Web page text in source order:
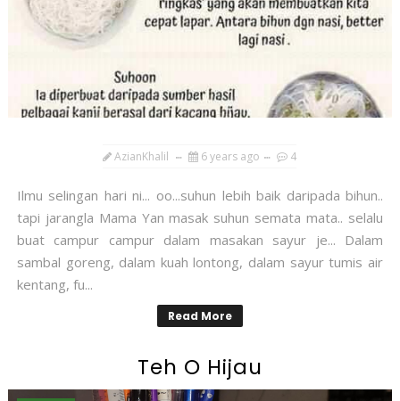
AzianKhalil 6 years ago 4
Ilmu selingan hari ni... oo...suhun lebih baik daripada bihun..
tapi jarangla Mama Yan masak suhun semata mata.. selalu
buat campur campur dalam masakan sayur je... Dalam
sambal goreng, dalam kuah lontong, dalam sayur tumis air
kentang, fu...
Read More
Teh O Hijau